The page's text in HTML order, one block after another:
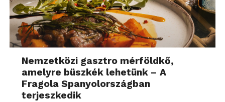
Nemzetközi gasztro mérföldkő,
amelyre büszkék lehetünk – A
Fragola Spanyolországban
terjeszkedik